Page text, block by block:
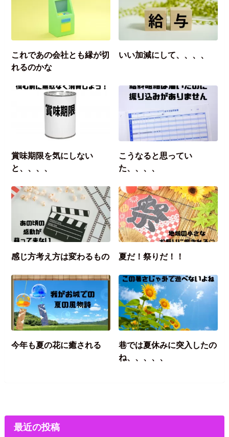
これであの会社とも縁が切
れるのかな
いい加減にして、、、、
賞味期限を気にしない
と、、、、
こうなると思ってい
た、、、、
感じ方考え方は変わるもの 夏だ！祭りだ！！
今年も夏の花に癒される
巷では夏休みに突入したの
ね、、、、、
最近の投稿